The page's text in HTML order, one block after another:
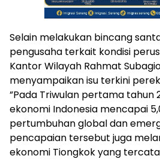
Selain melakukan bincang
pengusaha terkait kondisi
Kantor Wilayah Rahmat
menyampaikan isu terkini
”Pada Triwulan pertama tahun
ekonomi Indonesia mencapai
pertumbuhan global dan
pencapaian tersebut juga
ekonomi Tiongkok yang